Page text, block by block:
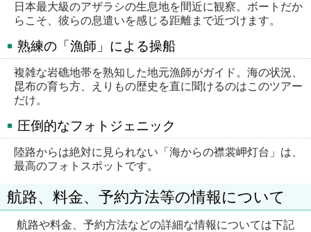
日本最大級のアザラシの生息地を間近に観察。ボートだか
らこそ、彼らの息遣いを感じる距離まで近づけます。
熟練の「漁師」による操船
複雑な岩礁地帯を熟知した地元漁師がガイド。海の状況、
昆布の育ち方、えりもの歴史を直に聞けるのはこのツアー
だけ。
圧倒的なフォトジェニック
陸路からは絶対に見られない「海からの襟裳岬灯台」は、
最高のフォトスポットです。
航路、料金、予約方法等の情報について
航路や料金、予約方法などの詳細な情報については下記